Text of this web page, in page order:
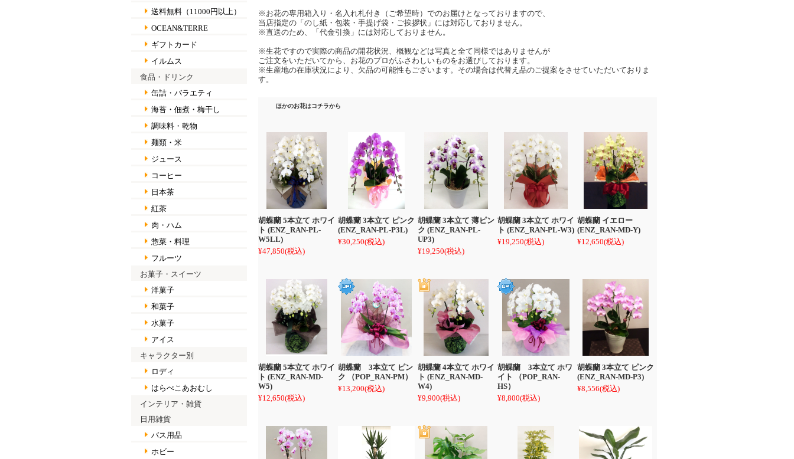
※お花の専用箱入り・名入れ札付き（ご希望時）でのお届けとなっておりますので、
当店指定の「のし紙・包装・手提げ袋・ご挨拶状」には対応しておりません。
※直送のため、「代金引換」には対応しておりません。
※生花ですので実際の商品の開花状況、概観などは写真と全て同様ではありませんが
ご注文をいただいてから、お花のプロがふさわしいものをお選びしております。
※生産地の在庫状況により、欠品の可能性もございます。その場合は代替え品のご提案をさせていただいておりま
す。
ほかのお花はコチラから
胡蝶蘭 5本立て ホワイ
ト (ENZ_RAN-PL-
W5LL)
¥47,850(税込)
胡蝶蘭 3本立て ピンク
(ENZ_RAN-PL-P3L)
¥30,250(税込)
胡蝶蘭 3本立て 薄ピン
ク (ENZ_RAN-PL-
UP3)
¥19,250(税込)
胡蝶蘭 3本立て ホワイ
ト (ENZ_RAN-PL-W3)
¥19,250(税込)
胡蝶蘭 イエロー
(ENZ_RAN-MD-Y)
¥12,650(税込)
胡蝶蘭 5本立て ホワイ
ト (ENZ_RAN-MD-
W5)
¥12,650(税込)
胡蝶蘭 3本立て ピン
ク （POP_RAN-PM）
¥13,200(税込)
胡蝶蘭 4本立て ホワイ
ト (ENZ_RAN-MD-
W4)
¥9,900(税込)
胡蝶蘭 3本立て ホワ
イト （POP_RAN-
HS）
¥8,800(税込)
胡蝶蘭 3本立て ピンク
(ENZ_RAN-MD-P3)
¥8,556(税込)
送料無料（11000円以上）
OCEAN&TERRE
ギフトカード
イルムス
食品・ドリンク
缶詰・バラエティ
海苔・佃煮・梅干し
調味料・乾物
麺類・米
ジュース
コーヒー
日本茶
紅茶
肉・ハム
惣菜・料理
フルーツ
お菓子・スイーツ
洋菓子
和菓子
水菓子
アイス
キャラクター別
ロディ
はらぺこあおむし
インテリア・雑貨
日用雑貨
バス用品
ホビー